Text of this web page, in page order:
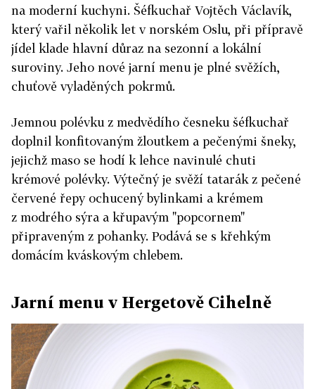
na moderní kuchyni. Šéfkuchař Vojtěch Václavík,
který vařil několik let v norském Oslu, při přípravě
jídel klade hlavní důraz na sezonní a lokální
suroviny. Jeho nové jarní menu je plné svěžích,
chuťově vyladěných pokrmů.
Jemnou polévku z medvědího česneku šéfkuchař
doplnil konfitovaným žloutkem a pečenými šneky,
jejichž maso se hodí k lehce navinulé chuti
krémové polévky. Výtečný je svěží tatarák z pečené
červené řepy ochucený bylinkami a krémem
z modrého sýra a křupavým "popcornem"
připraveným z pohanky. Podává se s křehkým
domácím kváskovým chlebem.
Jarní menu v Hergetově Cihelně